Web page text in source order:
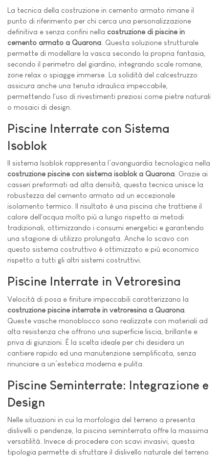
La tecnica della costruzione in cemento armato rimane il
punto di riferimento per chi cerca una personalizzazione
definitiva e senza confini nella costruzione di piscine in
cemento armato a Quarona . Questa soluzione strutturale
permette di modellare la vasca secondo la propria fantasia,
secondo il perimetro del giardino, integrando scale romane,
zone relax o spiagge immerse. La solidità del calcestruzzo
assicura anche una tenuta idraulica impeccabile,
permettendo l'uso di rivestimenti preziosi come pietre naturali
o mosaici di design.
Piscine Interrate con Sistema
Isoblok
Il sistema Isoblok rappresenta l’avanguardia tecnologica nella
costruzione piscine con sistema isoblok a Quarona . Grazie ai
casseri preformati ad alta densità, questa tecnica unisce la
robustezza del cemento armato ad un eccezionale
isolamento termico. Il risultato è una piscina che trattiene il
calore dell'acqua molto più a lungo rispetto ai metodi
tradizionali, ottimizzando i consumi energetici e garantendo
una stagione di utilizzo prolungata. Anche lo scavo con
questo sistema costruttivo è ottimizzato e più economico
rispetto a tutti gli altri sistemi costruttivi.
Piscine Interrate in Vetroresina
Velocità di posa e finiture impeccabili caratterizzano la
costruzione piscine interrate in vetroresina a Quarona
Queste vasche monoblocco sono realizzate con materiali ad
alta resistenza che offrono una superficie liscia, brillante e
priva di giunzioni. È la scelta ideale per chi desidera un
cantiere rapido ed una manutenzione semplificata, senza
rinunciare a un’estetica moderna e pulita.
Piscine Seminterrate: Integrazione e
Design
Nelle situazioni in cui la morfologia del terreno a presenta
dislivelli o pendenze, la piscina seminterrata offre la massima
versatilità. Invece di procedere con scavi invasivi, questa
tipologia permette di sfruttare il dislivello naturale del terreno